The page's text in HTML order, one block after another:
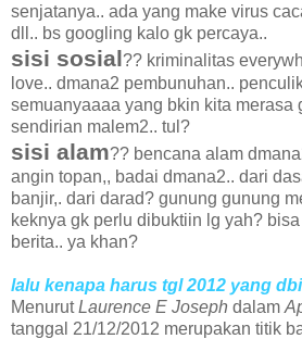
senjatanya.. ada yang make virus
dll.. bs googling kalo gk percaya..
sisi sosial?? kriminalitas
love.. dmana2 pembunuhan..
semuanyaaaa yang bkin kita merasa
sendirian malem2.. tul?
sisi alam?? bencana alam
angin topan,, badai dmana2.. dari
banjir,. dari darad? gunung gunung
keknya gk perlu dibuktiin lg yah?
berita.. ya khan?
lalu kenapa harus tgl 2012 yang
MenurutLaurence E Joseph dalam
tanggal 21/12/2012 merupakan titik